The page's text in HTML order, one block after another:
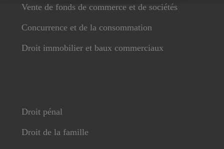
Vente de fonds de commerce et de sociétés
Concurrence et de la consommation
Droit immobilier et baux commerciaux
Droit pénal
Droit de la famille